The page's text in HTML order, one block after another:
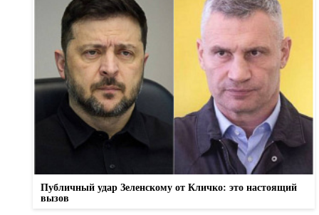
Публичный удар Зеленскому от Кличко: это настоящий
вызов